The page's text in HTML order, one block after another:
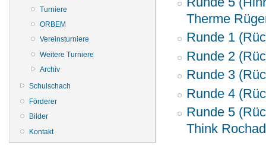
Turniere
ORBEM
Vereinsturniere
Weitere Turniere
Archiv
Schulschach
Förderer
Bilder
Kontakt
Therme
Runde 1
Runde 2
Runde 3
Runde 4
Runde 5
Think